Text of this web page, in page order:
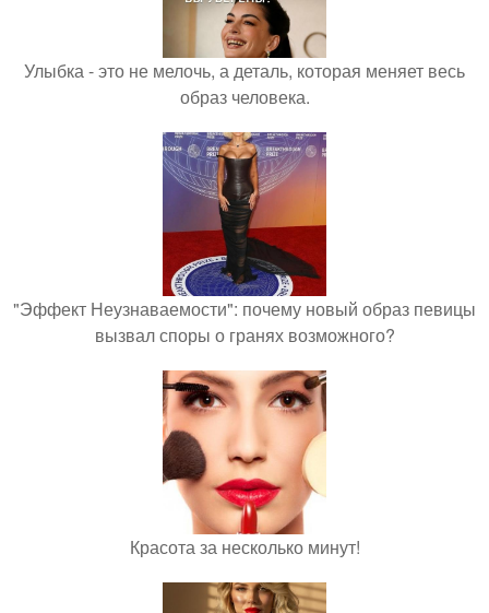
Улыбка - это не мелочь, а деталь, которая меняет весь
образ человека.
"Эффект Неузнаваемости": почему новый образ певицы
вызвал споры о гранях возможного?
Красота за несколько минут!